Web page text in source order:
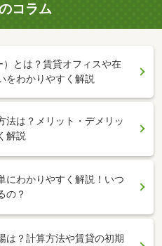
コラム
）とは？賃貸オフィスや在
をわかりやすく解説
法は？メリット・デメリッ
解説
にわかりやすく解説！いつ
の？
は？計算方法や賃貸の初期